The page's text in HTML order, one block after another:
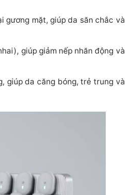
gương mặt, giúp da săn chắc và
giúp giảm nếp nhăn động và
giúp da căng bóng, trẻ trung và